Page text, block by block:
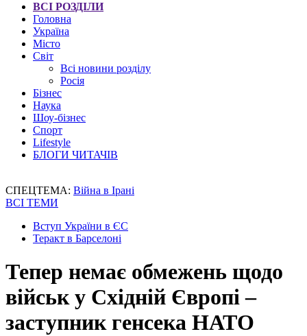
ВСІ РОЗДІЛИ
Головна
Україна
Місто
Світ
Всі новини розділу
Росія
Бізнес
Наука
Шоу-бізнес
Спорт
Lifestyle
БЛОГИ ЧИТАЧІВ
СПЕЦТЕМА: Війна в Ірані
ВСІ ТЕМИ
Вступ України в ЄС
Теракт в Барселоні
Тепер немає обмежень щодо
військ у Східній Європі –
заступник генсека НАТО